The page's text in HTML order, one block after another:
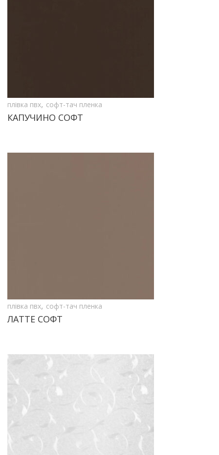
плівка пвх, софт-тач пленка
КАПУЧИНО СОФТ
плівка пвх, софт-тач пленка
ЛАТТЕ СОФТ